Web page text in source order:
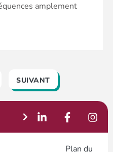
amplement
SUIVANT
Plan du